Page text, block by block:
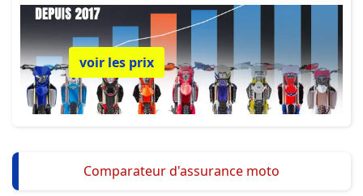
voir les prix
Comparateur d'assurance moto